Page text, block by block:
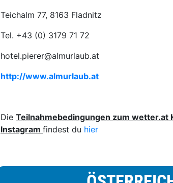
Teichalm 77, 8163 Fladnitz
Tel. +43 (0) 3179 71 72
hotel.pierer@almurlaub.at
http://www.almurlaub.at
Die Teilnahmebedingungen zum wetter.at
Instagram findest du hier